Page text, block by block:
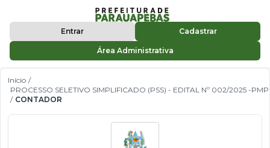
Entrar Cadastrar
Área Administrativa
Início /
PROCESSO SELETIVO SIMPLIFICADO (PSS) - EDITAL Nº 002/2025 -PMP
/ CONTADOR